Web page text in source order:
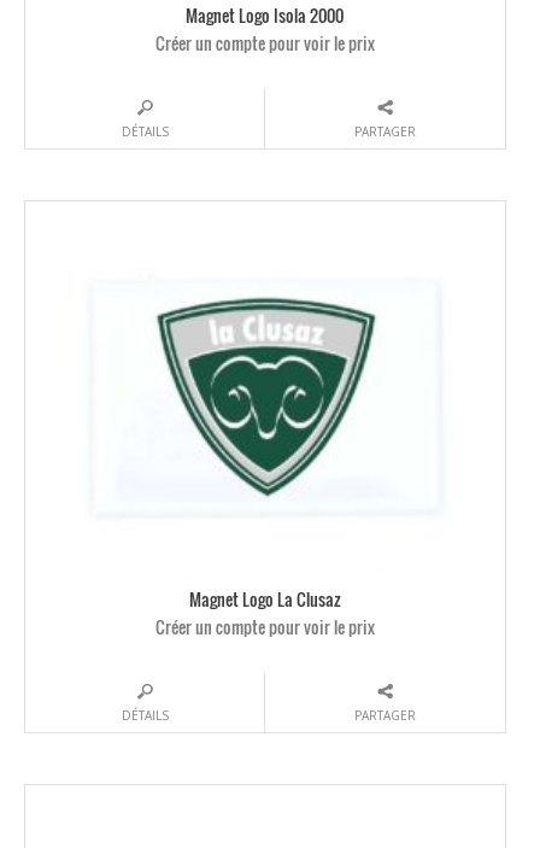
Magnet Logo Isola 2000
Créer un compte pour voir le prix
DÉTAILS PARTAGER
Magnet Logo La Clusaz
Créer un compte pour voir le prix
DÉTAILS PARTAGER